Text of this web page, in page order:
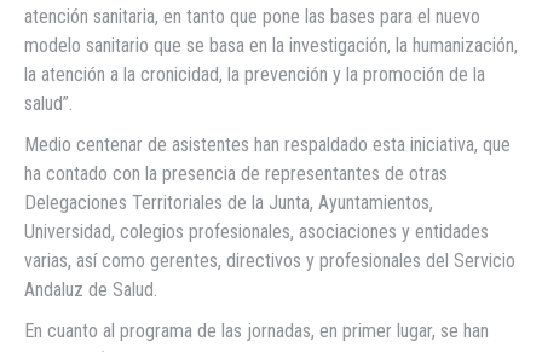
atención sanitaria, en tanto que pone las bases para el nuevo
modelo sanitario que se basa en la investigación, la humanización,
la atención a la cronicidad, la prevención y la promoción de la
salud”.
Medio centenar de asistentes han respaldado esta iniciativa, que
ha contado con la presencia de representantes de otras
Delegaciones Territoriales de la Junta, Ayuntamientos,
Universidad, colegios profesionales, asociaciones y entidades
varias, así como gerentes, directivos y profesionales del Servicio
Andaluz de Salud.
En cuanto al programa de las jornadas, en primer lugar, se han